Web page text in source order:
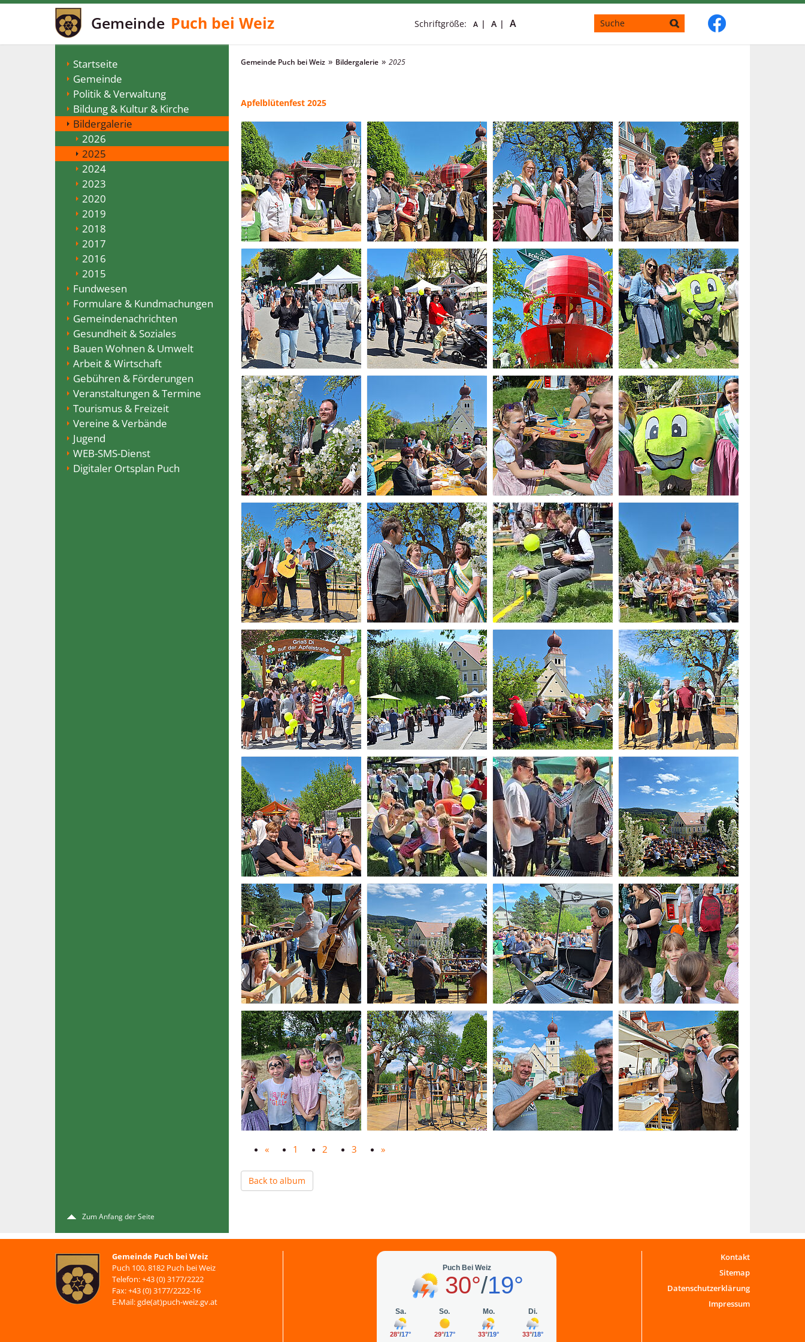
Gemeinde Puch bei Weiz Schriftgröße: A A A
Startseite
Gemeinde
Politik & Verwaltung
Bildung & Kultur & Kirche
Bildergalerie
2026
2025
2024
2023
2020
2019
2018
2017
2016
2015
Fundwesen
Formulare & Kundmachungen
Gemeindenachrichten
Gesundheit & Soziales
Bauen Wohnen & Umwelt
Arbeit & Wirtschaft
Gebühren & Förderungen
Veranstaltungen & Termine
Tourismus & Freizeit
Vereine & Verbände
Jugend
WEB-SMS-Dienst
Digitaler Ortsplan Puch
Zum Anfang der Seite
Gemeinde Puch bei Weiz Bildergalerie 2025
Apfelblütenfest 2025
« 1 2 3 »
Back to album
Gemeinde Puch bei Weiz
Puch 100, 8182 Puch bei Weiz
Telefon: +43 (0) 3177/2222
Fax: +43 (0) 3177/2222-16
E-Mail: gde(at)puch-weiz.gv.at
Kontakt
Sitemap
Datenschutzerklärung
Impressum